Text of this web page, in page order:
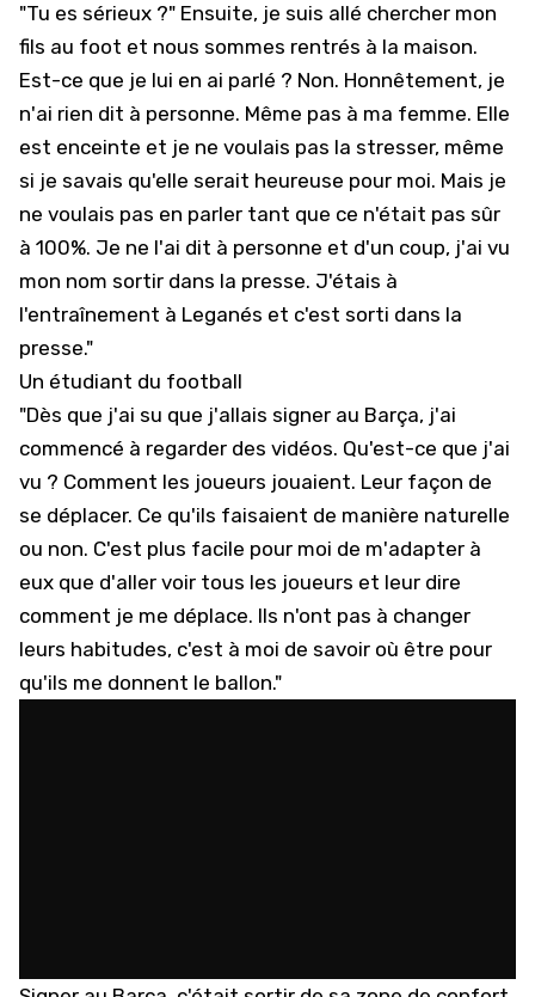
"Tu es sérieux ?" Ensuite, je suis allé chercher mon
fils au foot et nous sommes rentrés à la maison.
Est-ce que je lui en ai parlé ? Non. Honnêtement, je
n'ai rien dit à personne. Même pas à ma femme. Elle
est enceinte et je ne voulais pas la stresser, même
si je savais qu'elle serait heureuse pour moi. Mais je
ne voulais pas en parler tant que ce n'était pas sûr
à 100%. Je ne l'ai dit à personne et d'un coup, j'ai vu
mon nom sortir dans la presse. J'étais à
l'entraînement à Leganés et c'est sorti dans la
presse."
Un étudiant du football
"Dès que j'ai su que j'allais signer au Barça, j'ai
commencé à regarder des vidéos. Qu'est-ce que j'ai
vu ? Comment les joueurs jouaient. Leur façon de
se déplacer. Ce qu'ils faisaient de manière naturelle
ou non. C'est plus facile pour moi de m'adapter à
eux que d'aller voir tous les joueurs et leur dire
comment je me déplace. Ils n'ont pas à changer
leurs habitudes, c'est à moi de savoir où être pour
qu'ils me donnent le ballon."